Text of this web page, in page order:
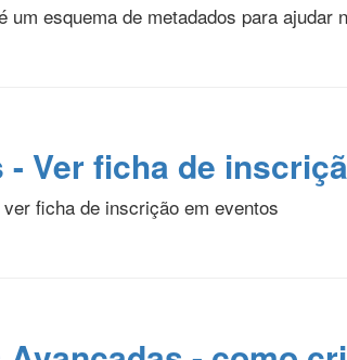
um esquema de metadados para ajudar
- Ver ficha de
ficha de inscrição em eventos